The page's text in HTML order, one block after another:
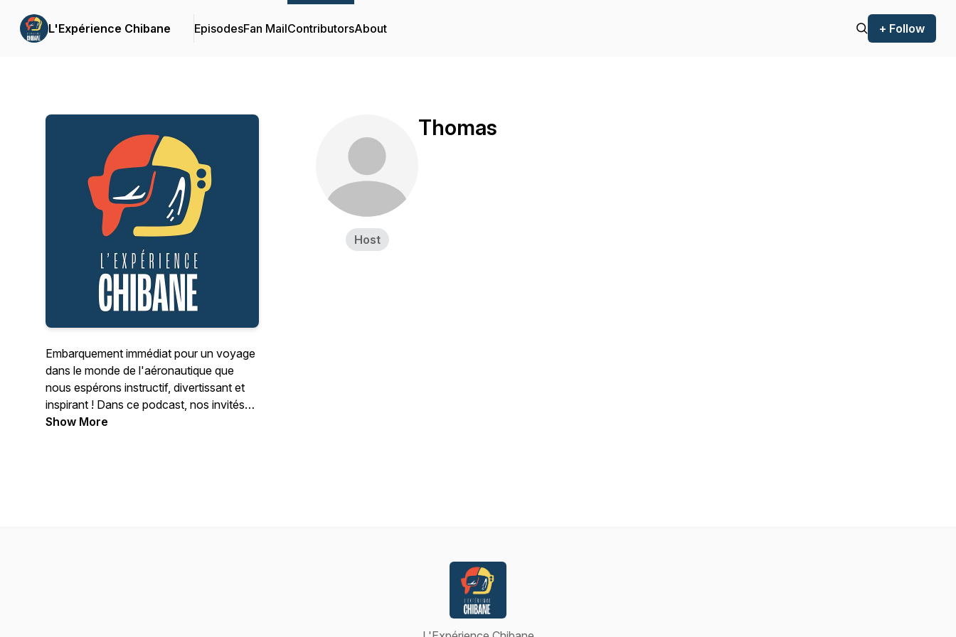
L'Expérience Chibane EpisodesFan MailContributorsAbout + Follow
Embarquement immédiat pour un voyage
dans le monde de l'aéronautique que
nous espérons instructif, divertissant et
inspirant ! Dans ce podcast, nos invités
partagent leur parcours et leurs
Show More
Host
Thomas